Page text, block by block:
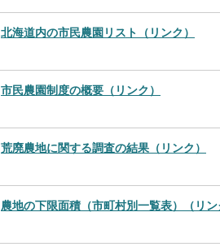
北海道内の市民農園リスト（リンク）
市民農園制度の概要（リンク）
荒廃農地に関する調査の結果（リンク）
農地の下限面積（市町村別一覧表）（リン